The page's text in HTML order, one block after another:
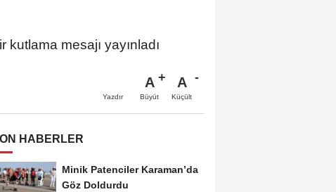
mesajı yayınladı
Yazdır
A
Büyüt
A
Küçült
HABERLER
Minik Patenciler Karaman’da
Göz Doldurdu